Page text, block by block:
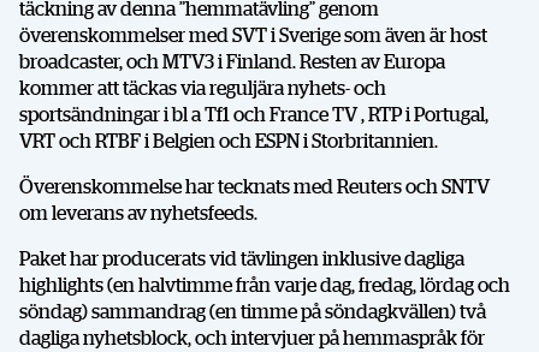
täckning av denna ”hemmatävling” genom
överenskommelser med SVT i Sverige som även är host
broadcaster, och MTV3 i Finland. Resten av Europa
kommer att täckas via reguljära nyhets- och
sportsändningar i bl a Tf1 och France TV , RTP i Portugal,
VRT och RTBF i Belgien och ESPN i Storbritannien.
Överenskommelse har tecknats med Reuters och SNTV
om leverans av nyhetsfeeds.
Paket har producerats vid tävlingen inklusive dagliga
highlights (en halvtimme från varje dag, fredag, lördag och
söndag) sammandrag (en timme på söndagkvällen) två
dagliga nyhetsblock, och intervjuer på hemmaspråk för